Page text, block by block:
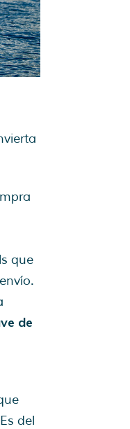
que
de
del